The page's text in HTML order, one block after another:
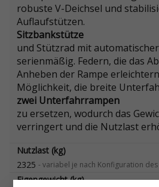
robuste V-Deichsel und
Auflaufstützen.
Sitzbankstütze
und Stützrad mit
serienmäßig. Federn, die das
Anheben der Rampe
Möglichkeit, die breite
zwei Unterfahrrampen
zu ersetzen, wodurch das
verringert und die Nutzlast
Nutzlast (kg)
2325 - variabel je nach Konfiguration
Eigengewicht (kg)